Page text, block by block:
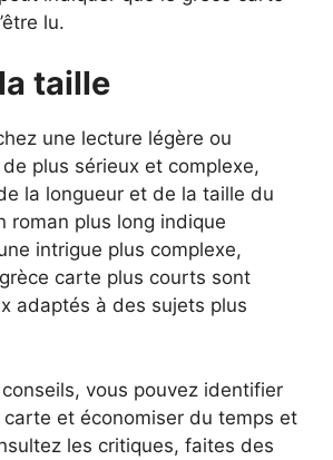
lu.
taille
une lecture légère ou
plus sérieux et complexe,
la longueur et de la taille du
roman plus long indique
intrigue plus complexe,
carte plus courts sont
adaptés à des sujets plus
vous pouvez identifier
et économiser du temps et
les critiques, faites des